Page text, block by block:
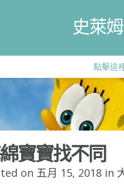
史萊
點擊這
寶寶找不同
on 五月 15, 2018 in